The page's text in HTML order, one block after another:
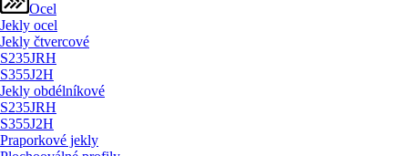
Ocel
Jekly ocel
Jekly čtvercové
S235JRH
S355J2H
Jekly obdélníkové
S235JRH
S355J2H
Praporkové jekly